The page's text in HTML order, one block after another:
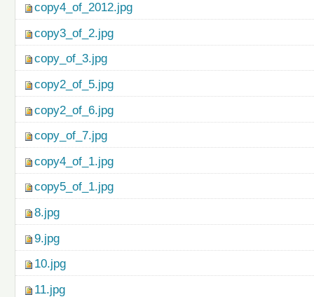
copy4_of_2012.jpg
copy3_of_2.jpg
copy_of_3.jpg
copy2_of_5.jpg
copy2_of_6.jpg
copy_of_7.jpg
copy4_of_1.jpg
copy5_of_1.jpg
8.jpg
9.jpg
10.jpg
11.jpg